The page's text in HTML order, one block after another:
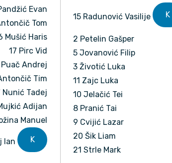
Evan
Tom
Mušić Haris
17 Pirc Vid
Andrej
Tim
Nunić Tadej
Adijan
Manuel
Ian K
15 Radunović Vasilije K
2 Petelin Gašper
5 Jovanović Filip
3 Životić Luka
11 Zajc Luka
10 Jelačić Tei
8 Pranić Tai
9 Cvijić Lazar
20 Šik Liam
21 Strle Mark